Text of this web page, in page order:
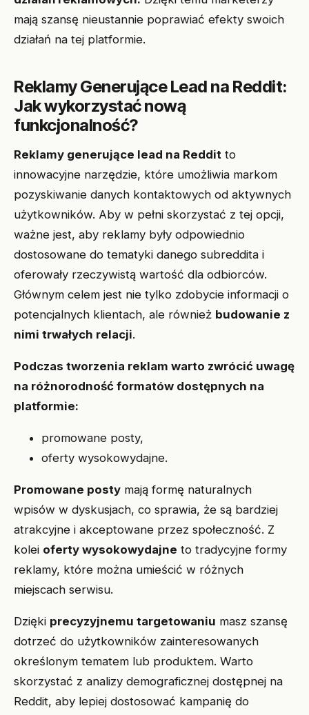
mają szansę nieustannie poprawiać efekty swoich
działań na tej platformie.
Reklamy Generujące Lead na Reddit:
Jak wykorzystać nową
funkcjonalność?
Reklamy generujące lead na Reddit to
innowacyjne narzędzie, które umożliwia markom
pozyskiwanie danych kontaktowych od aktywnych
użytkowników. Aby w pełni skorzystać z tej opcji,
ważne jest, aby reklamy były odpowiednio
dostosowane do tematyki danego subreddita i
oferowały rzeczywistą wartość dla odbiorców.
Głównym celem jest nie tylko zdobycie informacji o
potencjalnych klientach, ale również budowanie z
nimi trwałych relacji.
Podczas tworzenia reklam warto zwrócić uwagę
na różnorodność formatów dostępnych na
platformie:
promowane posty,
oferty wysokowydajne.
Promowane posty mają formę naturalnych
wpisów w dyskusjach, co sprawia, że są bardziej
atrakcyjne i akceptowane przez społeczność. Z
kolei oferty wysokowydajne to tradycyjne formy
reklamy, które można umieścić w różnych
miejscach serwisu.
Dzięki precyzyjnemu targetowaniu masz szansę
dotrzeć do użytkowników zainteresowanych
określonym tematem lub produktem. Warto
skorzystać z analizy demograficznej dostępnej na
Reddit, aby lepiej dostosować kampanię do